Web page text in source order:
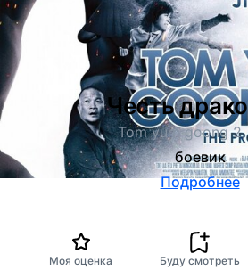
Честь
Tom yum goong 2,
боевик
Подробнее
Моя оценка Буду смотреть